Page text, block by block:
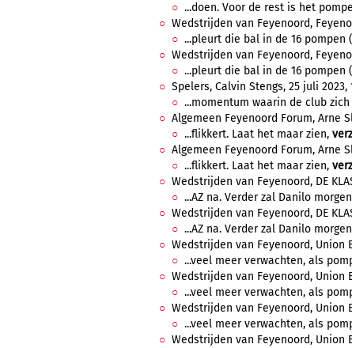
...doen. Voor de rest is het
Wedstrijden van Feyenoord,
...pleurt die bal in de 16 pompen
Wedstrijden van Feyenoord,
...pleurt die bal in de 16 pompen
Spelers, Calvin Stengs, 25 juli 2023,
...momentum waarin de club
Algemeen Feyenoord Forum, Arne
...flikkert. Laat het maar zien,
Algemeen Feyenoord Forum, Arne
...flikkert. Laat het maar zien,
Wedstrijden van Feyenoord, DE
...AZ na. Verder zal Danilo
Wedstrijden van Feyenoord, DE
...AZ na. Verder zal Danilo
Wedstrijden van Feyenoord, Union
...veel meer verwachten, als
Wedstrijden van Feyenoord, Union
...veel meer verwachten, als
Wedstrijden van Feyenoord, Union
...veel meer verwachten, als
Wedstrijden van Feyenoord, Union